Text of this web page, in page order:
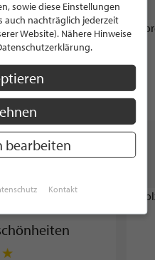
by Kay Manzel
/ 5.0
AUS "SCHÖNHEIT &
sowie diese Einstellungen
auch nachträglich jederzeit
Website). Nähere Hinweise
bearbeiten
Kontakt